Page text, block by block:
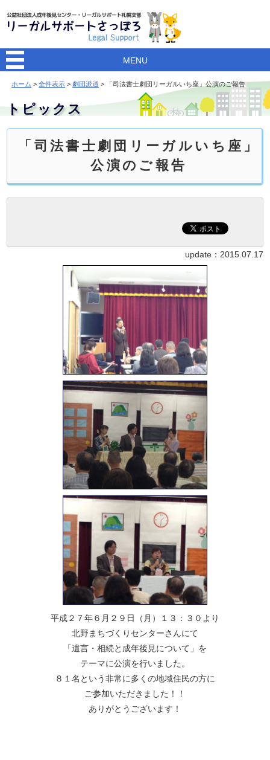
MENU
ホーム >全件表示 > 劇団派遣 > 「司法書士劇団リーガルいち座」公演のご報告
トピックス
「司法書士劇団リーガルいち座」
公演のご報告
update： 2015.07.17
平成２７年６月２９日（月）１３：３０より
北野まちづくりセンターさんにて
「遺言・相続と成年後見について」を
テーマに公演を行いました。
８１名という非常に多くの地域住民の方に
ご参加いただきました！！
ありがとうございます！